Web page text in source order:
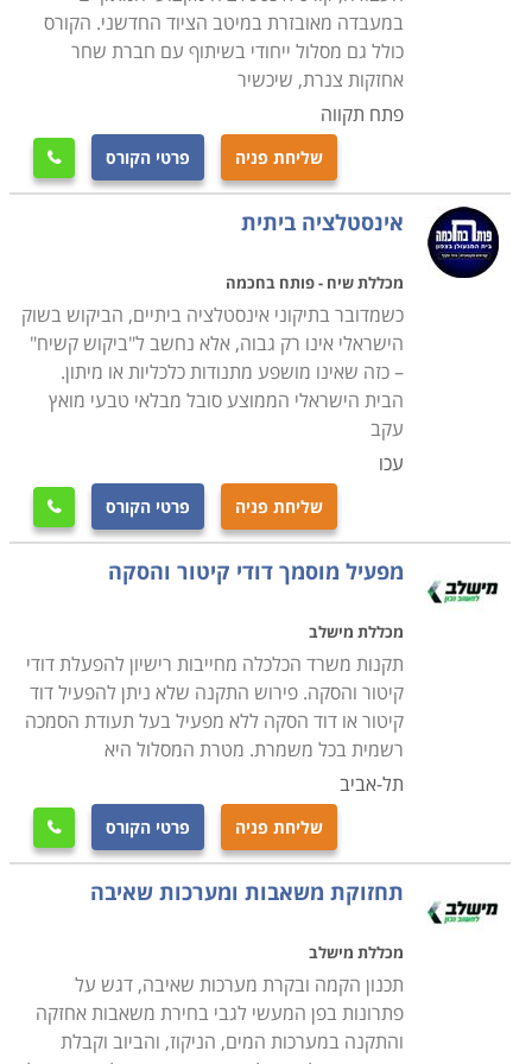
בנזילות והתקנות של מערכות אינסטלציה, אסלות וכלים
סניטריים, ברזים, מערכות חימום מים, זיהוי כשלים בציוד
ומערכות הצנרת והסיבות להם, התקנה, תיקון ואחזקה של
מתקני אינסטלציה פרטיים, מסחריים ותעשייתיים, כיווני
זרימה, תגובות כימיות ופיזיקליות של מים כשבאים במגע עם
חומרים שונים, זיהוי וסימון נקודות חיבור ומעברים של
צינורות בקירות ותחת רצפות, מדידה, חיתוך, כיפוף, השחלת
והברגת צנרת באופן ידני ובאמצעות ציוד מקצועי, טיפול
במערכות דודי שמש, חיבור צינורות ואבזרים באמצעות
שיטות הלחמה, מתאמים, חיבורים, מצמדים ומסעפים שונים,
בדיקת ואומדן דליפות בצינורות באמצעות מד לחץ מים
ואוויר. כל אלו מתוך מודעות והענות לכל תקני הבקרה
והבטיחות על פי תקנות החוק ואבטחת האיכות הנדרשת
מבעל מקצוע אחראי.
הכשרה והסמכה רשמית
הקורס היסוד אורך לרוב כחצי שנה בלימודי ערב, או לימודי
בוקר מרוכזים, ובסיומו יש לעבור בהצלחה בחינת הסמכה
של משרד התעשייה, המסחר והתעסוקה. תנאי הקבלה
בעצם פתוחים לכל, ואינם דורשים אפילו תעודת סיום
תיכונית. מי שסיים את הלימודים בהצלחה ועבר את הבחינה
הממשלתית רשאי להתחיל לעבוד כשרברב, אם כשכיר
בחברה או כעצמאי. ראוי לציין בנושא זה כי למרות היותו של
המקצוע אפרורי במידת מה, הוא מבוקש ורווחי מאוד.
סוד גלוי הוא כי כמו אצל קוסמטיקאיות או מורים פרטיים,
מתגלגל בענף זה הרבה "כסף שחור", אך למרות היותם של
הנתונים מרשימים בהחלט; על פי דיווחי משרד הכלכלה
₪, ומנהלי עבודה זוכים לשכר התחלתי של 12 אלף ₪
במעבדה מאובזרת במיטב הציוד החדשני. הקורס
כולל גם מסלול ייחודי בשיתוף עם חברת שחר
אחזקות צנרת, שיכשיר
פתח תקווה
שליחת פניה פרטי הקורס 
אינסטלציה ביתית
מכללת שיח - פותח בחכמה
כשמדובר בתיקוני אינסטלציה ביתיים, הביקוש בשוק
הישראלי אינו רק גבוה, אלא נחשב ל"ביקוש קשיח"
– כזה שאינו מושפע מתנודות כלכליות או מיתון.
הבית הישראלי הממוצע סובל מבלאי טבעי מואץ
עקב
עכו
שליחת פניה פרטי הקורס 
מפעיל מוסמך דודי קיטור והסקה
מכללת מישלב
תקנות משרד הכלכלה מחייבות רישיון להפעלת דודי
קיטור והסקה. פירוש התקנה שלא ניתן להפעיל דוד
קיטור או דוד הסקה ללא מפעיל בעל תעודת הסמכה
רשמית בכל משמרת. מטרת המסלול היא
תל-אביב
שליחת פניה פרטי הקורס 
תחזוקת משאבות ומערכות שאיבה
מכללת מישלב
תכנון הקמה ובקרת מערכות שאיבה, דגש על
פתרונות בפן המעשי לגבי בחירת משאבות אחזקה
והתקנה במערכות המים, הניקוז, והביוב וקבלת